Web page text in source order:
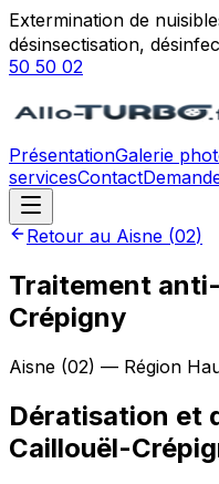
Extermination de
désinsectisation,
50 50 02
PrésentationGalerie
servicesContact
Retour au Aisne (02)
Traitement
Crépigny
Aisne (02) — Région
Dératisation et
Caillouël-